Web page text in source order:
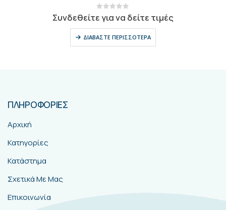
out of 5
Συνδεθείτε για να δείτε τιμές
ΔΙΑΒΆΣΤΕ ΠΕΡΙΣΣΌΤΕΡΑ
ΠΛΗΡΟΦΟΡΙΕΣ
Αρχική
Κατηγορίες
Κατάστημα
Σχετικά Με Μας
Επικοινωνία